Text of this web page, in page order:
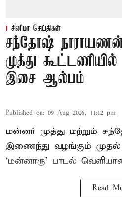
சினிமா செய்திகள்
சந்தோஷ்
முத்து கூட்டணியில்
இசை ஆல்பம்
Published on: 09 Aug 2026, 11:12 pm
மன்னர் முத்து மற்றும்
இணைந்து வழங்கும்
‘மன்னாரு’ பாடல்
Read